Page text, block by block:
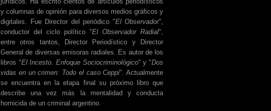
y columnas de opinión para diversos medios gráficos y
digitales. Fue Director del periódico "El Observador",
conductor del ciclo político "El Observador Radial",
entre otros tantos, Director Periodístico y Director
General de diversas emisoras radiales. Es autor de los
libros "El Incesto. Enfoque Sociocriminológico" y "Dos
vidas en un crimen: Todo el caso Ceppi". Actualmente
se encuentra en la etapa final su próximo libro que
describe una vez más la mentalidad y conducta
homicida de un criminal argentino.